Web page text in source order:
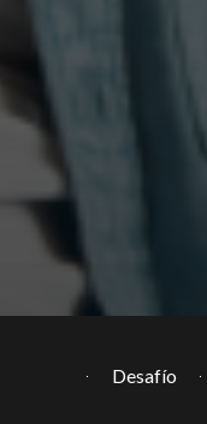
Desafío